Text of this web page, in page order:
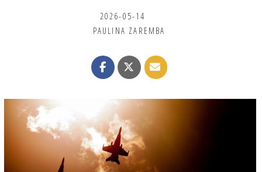
2026-05-14
PAULINA ZAREMBA